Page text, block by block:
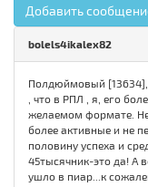
Добавить
bolels4ikalex82
Полдюймовый [13634],
, что в РПЛ , я, его
желаемом формате.
более активные и не
половину успеха и
45тысячник-это да! А
ушло в пиар...к